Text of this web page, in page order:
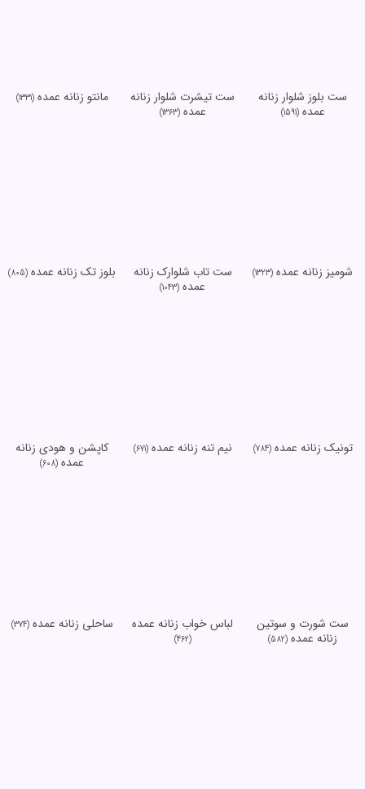
ست بلوز شلوار زنانه
عمده(1591)
ست تیشرت شلوار زنانه
عمده(1363)
مانتو زنانه عمده(1331)
شومیز زنانه عمده (1323)
ست تاب شلوارک زنانه
عمده (1043)
بلوز تک زنانه عمده (805)
تونیک زنانه عمده(784) نیم تنه زنانه عمده(671)
کاپشن و هودی زنانه
عمده (608)
ست شورت و سوتین
زنانه عمده (582)
لباس خواب زنانه عمده
(462)
ساحلی زنانه عمده(374)